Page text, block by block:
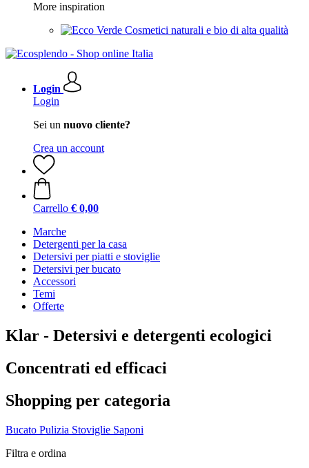
More inspiration
Cosmetici naturali e bio di alta qualità
Login
Login
Sei un nuovo cliente?
Crea un account
Carrello € 0,00
Marche
Detergenti per la casa
Detersivi per piatti e stoviglie
Detersivi per bucato
Accessori
Temi
Offerte
Klar - Detersivi e detergenti ecologici
Concentrati ed efficaci
Shopping per categoria
Bucato Pulizia Stoviglie Saponi
Filtra e ordina